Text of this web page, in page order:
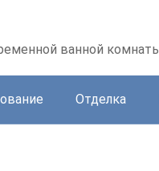
ванной
Отделка